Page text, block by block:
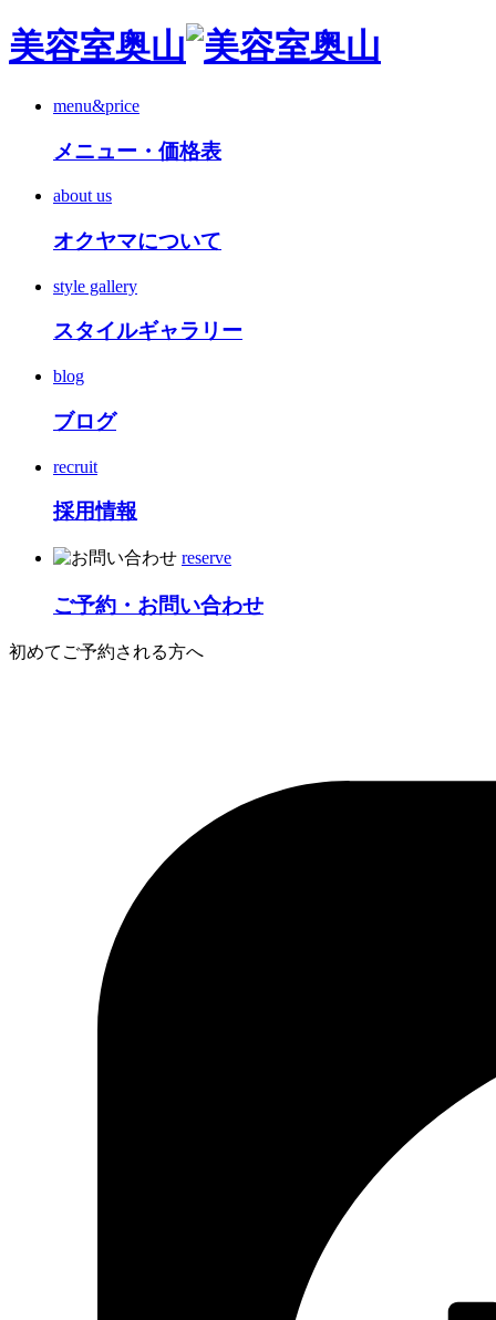
美容室奥山
menu&price
メニュー・価格表
about us
オクヤマについて
style gallery
スタイルギャラリー
blog
ブログ
recruit
採用情報
reserve
ご予約・お問い合わせ
初めてご予約される方へ